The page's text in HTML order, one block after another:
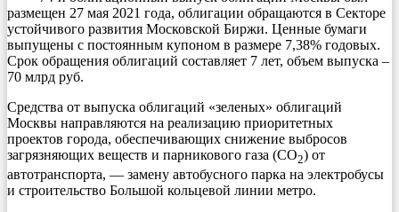
размещен 27 мая 2021 года, облигации обращаются в Секторе
устойчивого развития Московской Биржи. Ценные бумаги
выпущены с постоянным купоном в размере 7,38% годовых.
Срок обращения облигаций составляет 7 лет, объем выпуска –
70 млрд руб.
Средства от выпуска облигаций «зеленых» облигаций
Москвы направляются на реализацию приоритетных
проектов города, обеспечивающих снижение выбросов
загрязняющих веществ и парникового газа (СО2) от
автотранспорта, — замену автобусного парка на электробусы
и строительство Большой кольцевой линии метро.